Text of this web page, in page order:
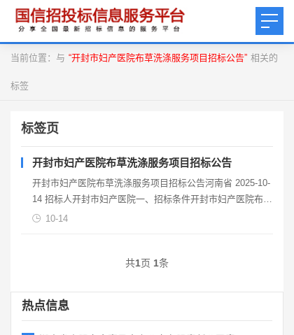
当前位置：与 “开封市妇产医院布草洗涤服务项目招标公告” 相关的
标签
标签页
开封市妇产医院布草洗涤服务项目招标公告
开封市妇产医院布草洗涤服务项目招标公告河南省 2025-10-
14 招标人开封市妇产医院一、招标条件开封市妇产医院布草
洗涤服务项目，招标人为开封市妇产医院，资
10-14
共1页 1条
热点信息